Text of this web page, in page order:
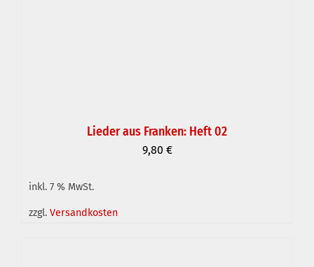
IN DEN WARENKORB
Lieder aus Franken: Heft 02
9,80 €
inkl. 7 % MwSt.
zzgl. Versandkosten